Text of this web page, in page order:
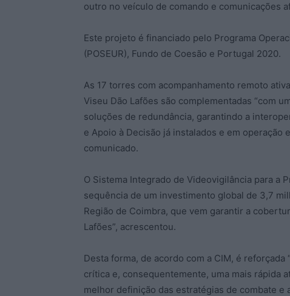
outro no veículo de comando e comunicações
Este projeto é financiado pelo Programa
(POSEUR), Fundo de Coesão e Portugal 2020.
As 17 torres com acompanhamento remoto
Viseu Dão Lafões são complementadas “com
soluções de redundância, garantindo a
e Apoio à Decisão já instalados e em operação
comunicado.
O Sistema Integrado de Videovigilância para a
sequência de um investimento global de 3,7
Região de Coimbra, que vem garantir a
Lafões”, acrescentou.
Desta forma, de acordo com a CIM, é
crítica e, consequentemente, uma mais rápida
melhor definição das estratégias de combate e